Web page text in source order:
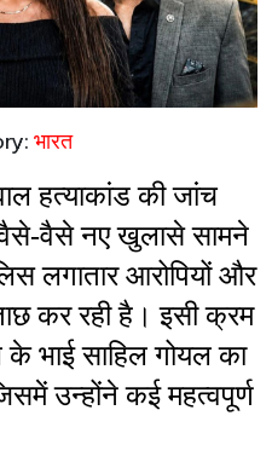
भारत
हत्याकांड की जांच
वैसे नए खुलासे सामने
लगातार आरोपियों और
कर रही है। इसी क्रम
के भाई साहिल गोयल का
उन्होंने कई महत्वपूर्ण